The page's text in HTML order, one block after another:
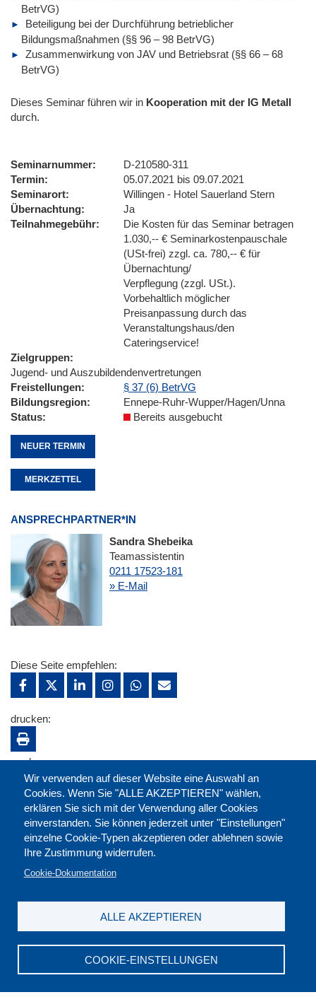
BetrVG)
Beteiligung bei der Durchführung betrieblicher
Bildungsmaßnahmen (§§ 96 – 98 BetrVG)
Zusammenwirkung von JAV und Betriebsrat (§§ 66 – 68
BetrVG)
Dieses Seminar führen wir in Kooperation mit der IG Metall
durch.
Seminarnummer
D-210580-311
Termin
05.07.2021 bis 09.07.2021
Seminarort
Willingen - Hotel Sauerland Stern
Übernachtung
Ja
Teilnahmegebühr
Die Kosten für das Seminar betragen
1.030,-- € Seminarkostenpauschale
(USt-frei) zzgl. ca. 780,-- € für
Übernachtung/
Verpflegung (zzgl. USt.).
Vorbehaltlich möglicher
Preisanpassung durch das
Veranstaltungshaus/den
Cateringservice!
Zielgruppen
Jugend- und Auszubildendenvertretungen
Freistellungen
§ 37 (6) BetrVG
Bildungsregion
Ennepe-Ruhr-Wupper/Hagen/Unna
Status
Bereits ausgebucht
NEUER TERMIN
MERKZETTEL
ANSPRECHPARTNER*IN
Sandra Shebeika
Teamassistentin
0211 17523-181
» E-Mail
Wir verwenden auf dieser Website eine Auswahl an
Cookies. Wenn Sie "ALLE AKZEPTIEREN" wählen,
erklären Sie sich mit der Verwendung aller Cookies
einverstanden. Sie können jederzeit unter "Einstellungen"
einzelne Cookie-Typen akzeptieren oder ablehnen sowie
Ihre Zustimmung widerrufen.
Cookie-Dokumentation
COOKIE-EINSTELLUNGEN
ALLE AKZEPTIEREN
Diese Seite empfehlen:
drucken:
merken:
DGB-Bildungswerk NRW e.V. © 2026